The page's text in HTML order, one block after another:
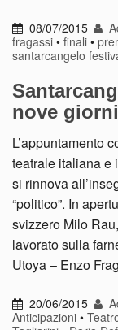
08/07/2015
fragassi • finali •
santarcangelo
nove
L’appuntamento
teatrale italiana e
si rinnova
“politico”. In
svizzero Milo
lavorato sulla
Utoya – Enzo
20/06/2015
Anticipazioni •